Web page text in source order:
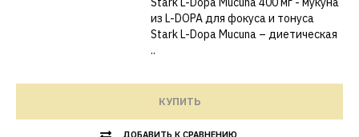
из L-DOPA для фокуса и тонуса
Stark L-Dopa Mucuna – диетическая
..
КУПИТЬ
ДОБАВИТЬ К СРАВНЕНИЮ